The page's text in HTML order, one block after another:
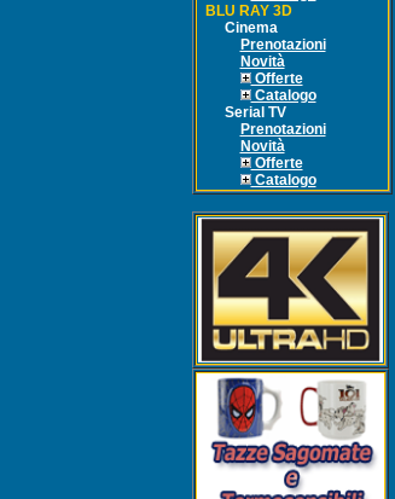
BLU RAY 3D
Cinema
Prenotazioni
Novità
Offerte
Catalogo
Serial TV
Prenotazioni
Novità
Offerte
Catalogo